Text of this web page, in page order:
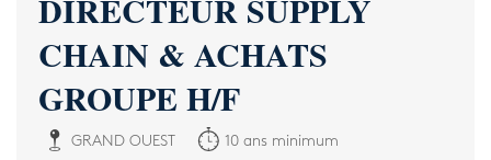
DIRECTEUR SUPPLY
CHAIN & ACHATS
GROUPE H/F
GRAND OUEST 10 ans minimum